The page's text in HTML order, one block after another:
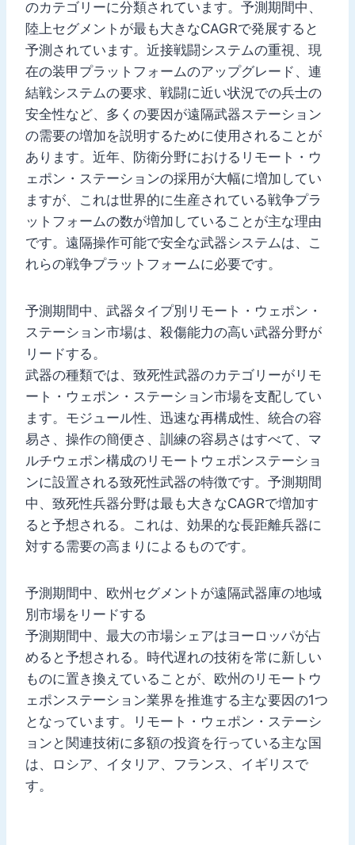
のカテゴリーに分類されています。予測期間中、
陸上セグメントが最も大きなCAGRで発展すると
予測されています。近接戦闘システムの重視、現
在の装甲プラットフォームのアップグレード、連
結戦システムの要求、戦闘に近い状況での兵士の
安全性など、多くの要因が遠隔武器ステーション
の需要の増加を説明するために使用されることが
あります。近年、防衛分野におけるリモート・ウ
ェポン・ステーションの採用が大幅に増加してい
ますが、これは世界的に生産されている戦争プラ
ットフォームの数が増加していることが主な理由
です。遠隔操作可能で安全な武器システムは、こ
れらの戦争プラットフォームに必要です。
予測期間中、武器タイプ別リモート・ウェポン・
ステーション市場は、殺傷能力の高い武器分野が
リードする。
武器の種類では、致死性武器のカテゴリーがリモ
ート・ウェポン・ステーション市場を支配してい
ます。モジュール性、迅速な再構成性、統合の容
易さ、操作の簡便さ、訓練の容易さはすべて、マ
ルチウェポン構成のリモートウェポンステーショ
ンに設置される致死性武器の特徴です。予測期間
中、致死性兵器分野は最も大きなCAGRで増加す
ると予想される。これは、効果的な長距離兵器に
対する需要の高まりによるものです。
予測期間中、欧州セグメントが遠隔武器庫の地域
別市場をリードする
予測期間中、最大の市場シェアはヨーロッパが占
めると予想される。時代遅れの技術を常に新しい
ものに置き換えていることが、欧州のリモートウ
ェポンステーション業界を推進する主な要因の1つ
となっています。リモート・ウェポン・ステーシ
ョンと関連技術に多額の投資を行っている主な国
は、ロシア、イタリア、フランス、イギリスで
す。